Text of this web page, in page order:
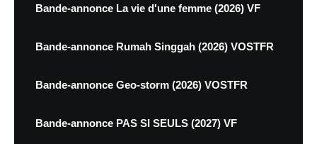
Bande-annonce La vie d'une femme (2026) VF
Bande-annonce Rumah Singgah (2026) VOSTFR
Bande-annonce Geo-storm (2026) VOSTFR
Bande-annonce PAS SI SEULS (2027) VF